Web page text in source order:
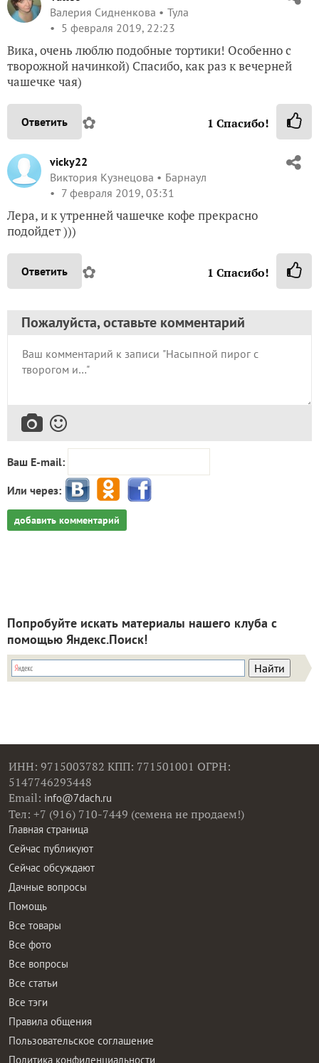
Валерия Сидненкова
Тула
5 февраля 2019, 22:23
Вика, очень люблю подобные тортики! Особенно с
творожной начинкой) Спасибо, как раз к вечерней
чашечке чая)
Ответить ✿ 1 Спасибо!
vicky22
Виктория Кузнецова
Барнаул
7 февраля 2019, 03:31
Лера, и к утренней чашечке кофе прекрасно
подойдет )))
Ответить ✿ 1 Спасибо!
Пожалуйста, оставьте комментарий
Ваш E-mail:
Или через:
добавить комментарий
Попробуйте искать материалы нашего клуба с
помощью Яндекс.Поиск!
ИНН: 9715003782 КПП: 771501001 ОГРН:
5147746293448
Email: info@7dach.ru
Тел: +7 (916) 710-7449 (семена не продаем!)
Главная страница
Сейчас публикуют
Сейчас обсуждают
Дачные вопросы
Помощь
Все товары
Все фото
Все вопросы
Все статьи
Все тэги
Правила общения
Пользовательское соглашение
Политика конфиденциальности